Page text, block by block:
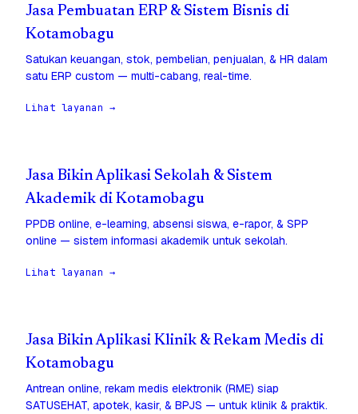
Jasa Pembuatan ERP & Sistem Bisnis di
Kotamobagu
Satukan keuangan, stok, pembelian, penjualan, & HR dalam
satu ERP custom — multi-cabang, real-time.
Lihat layanan →
Jasa Bikin Aplikasi Sekolah & Sistem
Akademik di Kotamobagu
PPDB online, e-learning, absensi siswa, e-rapor, & SPP
online — sistem informasi akademik untuk sekolah.
Lihat layanan →
Jasa Bikin Aplikasi Klinik & Rekam Medis di
Kotamobagu
Antrean online, rekam medis elektronik (RME) siap
SATUSEHAT, apotek, kasir, & BPJS — untuk klinik & praktik.